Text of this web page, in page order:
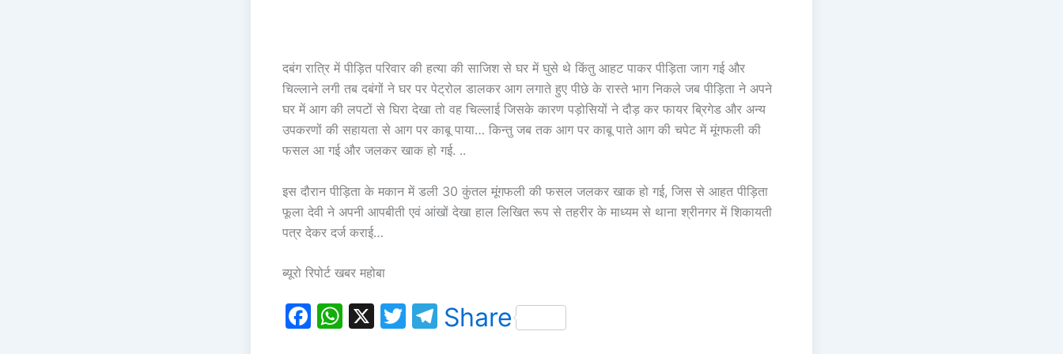
दबंग रात्रि में पीड़ित परिवार की हत्या की साजिश से घर में घुसे थे किंतु आहट पाकर पीड़िता जाग गई और
चिल्लाने लगी तब दबंगों ने घर पर पेट्रोल डालकर आग लगाते हुए पीछे के रास्ते भाग निकले जब पीड़िता ने अपने
घर में आग की लपटों से घिरा देखा तो वह चिल्लाई जिसके कारण पड़ोसियों ने दौड़ कर फायर ब्रिगेड और अन्य
उपकरणों की सहायता से आग पर काबू पाया… किन्तु जब तक आग पर काबू पाते आग की चपेट में मूंगफली की
फसल आ गई और जलकर खाक हो गई. ..
इस दौरान पीड़िता के मकान में डली 30 कुंतल मूंगफली की फसल जलकर खाक हो गई, जिस से आहत पीड़िता
फूला देवी ने अपनी आपबीती एवं आंखों देखा हाल लिखित रूप से तहरीर के माध्यम से थाना श्रीनगर में शिकायती
पत्र देकर दर्ज कराई…
ब्यूरो रिपोर्ट खबर महोबा
F
W X
T
T
Share